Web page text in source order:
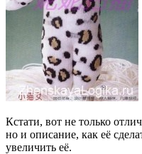
Кстати, вот не только
но и описание, как её
увеличить её.